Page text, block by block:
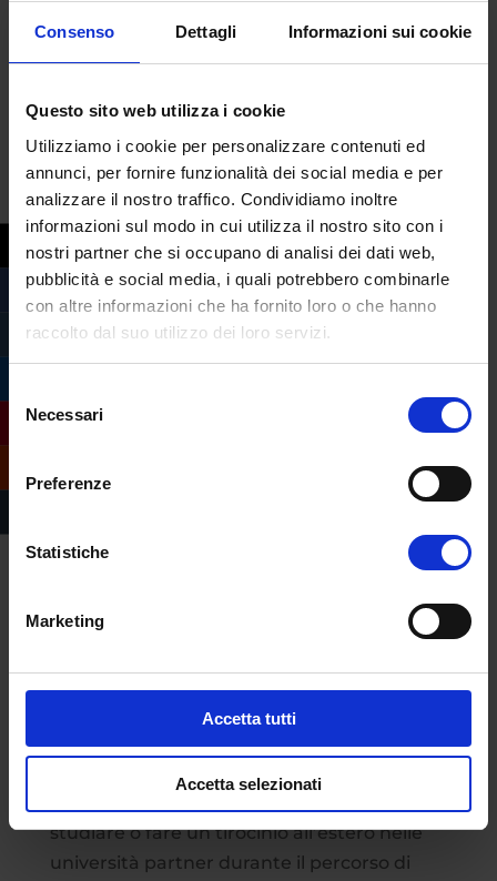
Consenso Dettagli Informazioni sui cookie
Questo sito web utilizza i cookie
Utilizziamo i cookie per personalizzare contenuti ed
annunci, per fornire funzionalità dei social media e per
analizzare il nostro traffico. Condividiamo inoltre
informazioni sul modo in cui utilizza il nostro sito con i
nostri partner che si occupano di analisi dei dati web,
pubblicità e social media, i quali potrebbero combinarle
con altre informazioni che ha fornito loro o che hanno
raccolto dal suo utilizzo dei loro servizi.
delNecessari
Preferenze
Statistiche
Marketing
Accetta tutti
Accetta selezionati
L’Università eCampus, pur essendo
servizi principalmente in modalità online, è
profondamente radicata nel territorio
grazie alla presenza di numerose sedi
fisiche diffuse capillarmente in tutta Italia.
Una realtà costruita nel...
Il Programma Erasmus+ con l’Università
eCampus
eCampus
Dal 2018 l’Università eCampus partecipa
ufficialmente a Erasmus+, il programma
studiare o fare un tirocinio all’estero nelle
università partner durante il percorso di